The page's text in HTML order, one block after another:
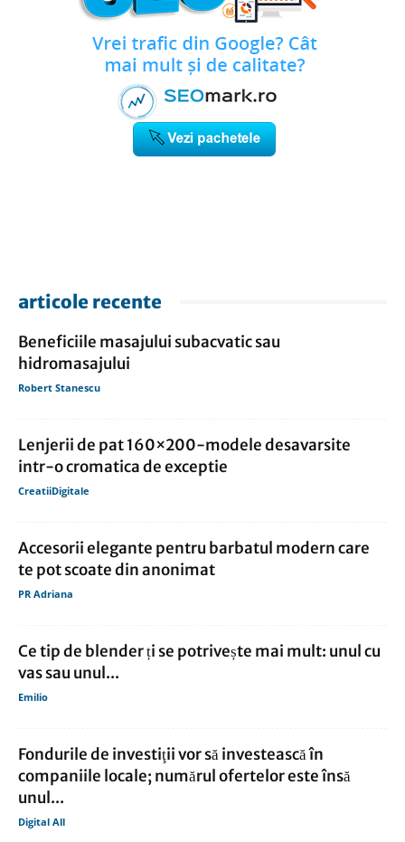
articole recente
Beneficiile masajului subacvatic sau
hidromasajului
Robert Stanescu
Lenjerii de pat 160×200-modele desavarsite
intr-o cromatica de exceptie
CreatiiDigitale
Accesorii elegante pentru barbatul modern care
te pot scoate din anonimat
PR Adriana
Ce tip de blender ți se potrivește mai mult: unul cu
vas sau unul...
Emilio
Fondurile de investiţii vor să investească în
companiile locale; numărul ofertelor este însă
unul...
Digital All